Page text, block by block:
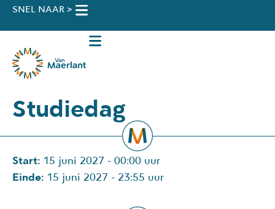
SNEL NAAR >
Studiedag
Start: 15 juni 2027 - 00:00 uur
Einde: 15 juni 2027 - 23:55 uur